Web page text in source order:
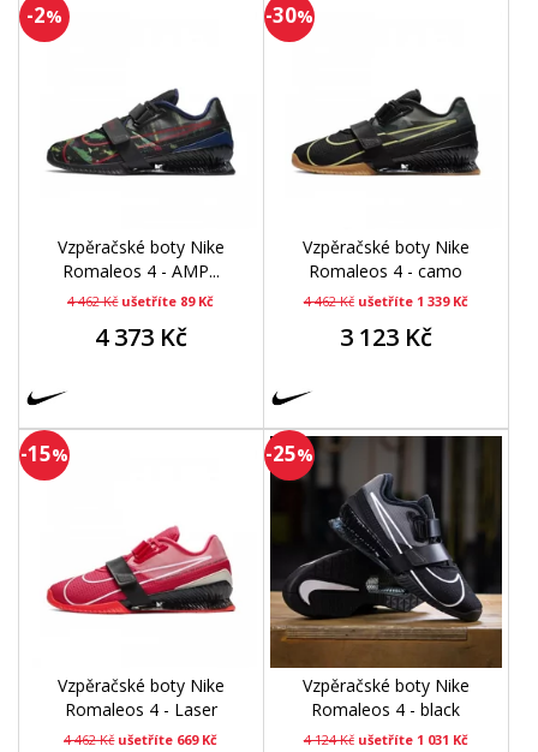
-2%
Vzpěračské boty Nike
Romaleos 4 - AMP...
4 462 Kč ušetříte 89 Kč
4 373 Kč
-30%
Vzpěračské boty Nike
Romaleos 4 - camo
4 462 Kč ušetříte 1 339 Kč
3 123 Kč
-15%
Vzpěračské boty Nike
Romaleos 4 - Laser
4 462 Kč ušetříte 669 Kč
-25%
Vzpěračské boty Nike
Romaleos 4 - black
4 124 Kč ušetříte 1 031 Kč